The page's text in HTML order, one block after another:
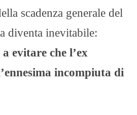
scadenza generale del
diventa inevitabile:
evitare che l’ex
incompiuta di